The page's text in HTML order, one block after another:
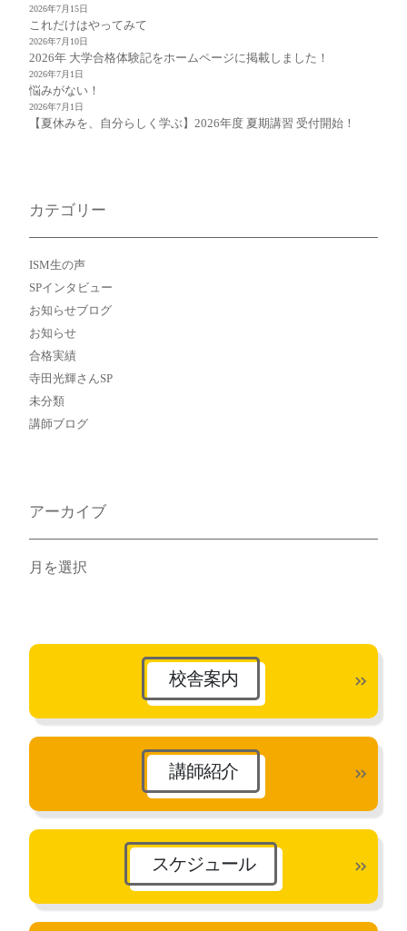
これだけはやってみて
2026年7月15日
2026年 大学合格体験記をホームページに掲載しました！
2026年7月10日
悩みがない！
2026年7月1日
【夏休みを、自分らしく学ぶ】2026年度 夏期講習 受付開始！
2026年7月1日
カテゴリー
ISM生の声
SPインタビュー
お知らせブログ
お知らせ
合格実績
寺田光輝さんSP
未分類
講師ブログ
アーカイブ
ア
ブ
校舎案内
講師紹介
スケジュール